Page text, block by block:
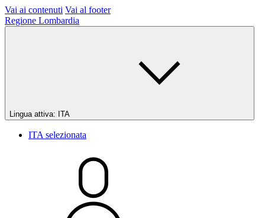
Vai ai contenuti Vai al footer
Regione Lombardia
Lingua attiva: ITA
ITA selezionata